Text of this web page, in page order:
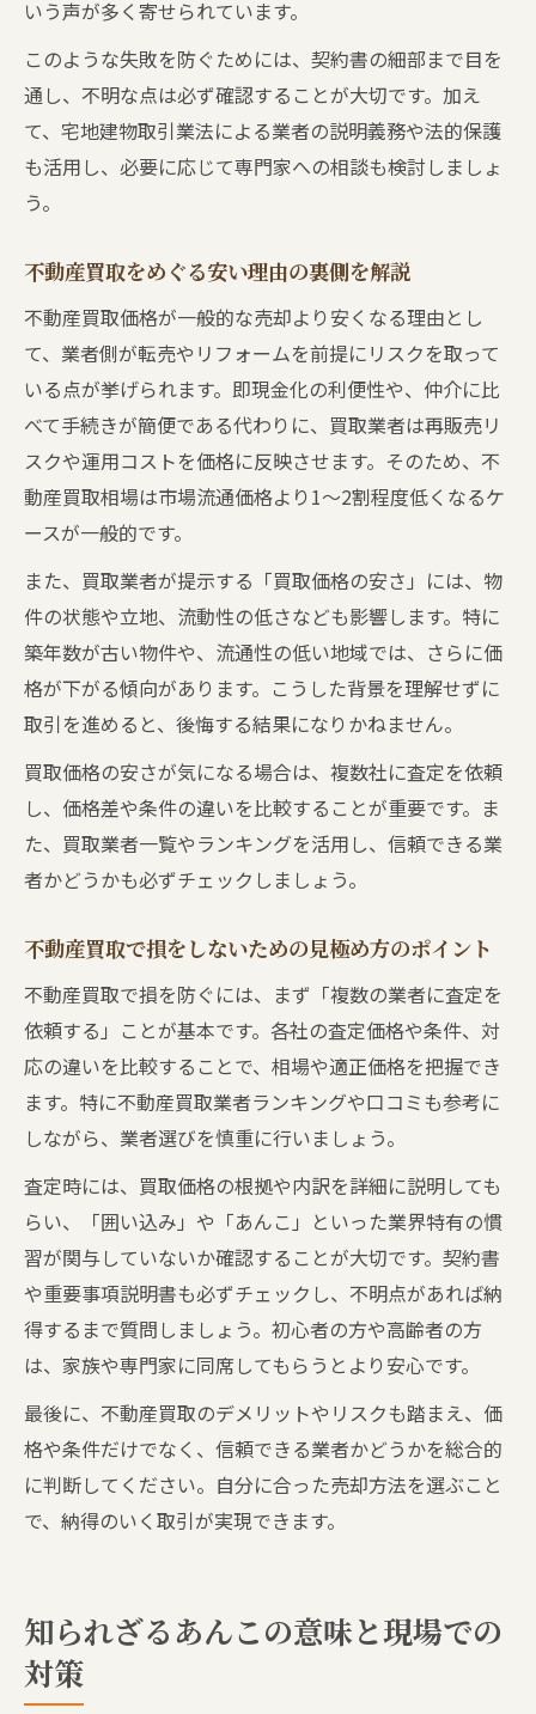
いう声が多く寄せられています。
このような失敗を防ぐためには、契約書の細部まで目を
通し、不明な点は必ず確認することが大切です。加え
て、宅地建物取引業法による業者の説明義務や法的保護
も活用し、必要に応じて専門家への相談も検討しましょ
う。
不動産買取をめぐる安い理由の裏側を解説
不動産買取価格が一般的な売却より安くなる理由とし
て、業者側が転売やリフォームを前提にリスクを取って
いる点が挙げられます。即現金化の利便性や、仲介に比
べて手続きが簡便である代わりに、買取業者は再販売リ
スクや運用コストを価格に反映させます。そのため、不
動産買取相場は市場流通価格より1～2割程度低くなるケ
ースが一般的です。
また、買取業者が提示する「買取価格の安さ」には、物
件の状態や立地、流動性の低さなども影響します。特に
築年数が古い物件や、流通性の低い地域では、さらに価
格が下がる傾向があります。こうした背景を理解せずに
取引を進めると、後悔する結果になりかねません。
買取価格の安さが気になる場合は、複数社に査定を依頼
し、価格差や条件の違いを比較することが重要です。ま
た、買取業者一覧やランキングを活用し、信頼できる業
者かどうかも必ずチェックしましょう。
不動産買取で損をしないための見極め方のポイント
不動産買取で損を防ぐには、まず「複数の業者に査定を
依頼する」ことが基本です。各社の査定価格や条件、対
応の違いを比較することで、相場や適正価格を把握でき
ます。特に不動産買取業者ランキングや口コミも参考に
しながら、業者選びを慎重に行いましょう。
査定時には、買取価格の根拠や内訳を詳細に説明しても
らい、「囲い込み」や「あんこ」といった業界特有の慣
習が関与していないか確認することが大切です。契約書
や重要事項説明書も必ずチェックし、不明点があれば納
得するまで質問しましょう。初心者の方や高齢者の方
は、家族や専門家に同席してもらうとより安心です。
最後に、不動産買取のデメリットやリスクも踏まえ、価
格や条件だけでなく、信頼できる業者かどうかを総合的
に判断してください。自分に合った売却方法を選ぶこと
で、納得のいく取引が実現できます。
知られざるあんこの意味と現場での
対策